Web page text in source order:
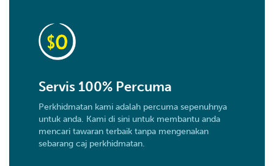
Servis 100% Percuma
Perkhidmatan kami adalah percuma sepenuhnya
untuk anda. Kami di sini untuk membantu anda
mencari tawaran terbaik tanpa mengenakan
sebarang caj perkhidmatan.